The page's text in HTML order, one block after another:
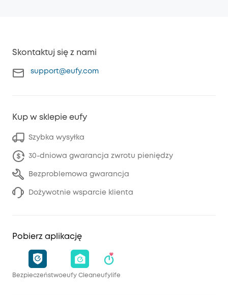
Skontaktuj się z nami
support@eufy.com
Kup w sklepie eufy
Szybka wysyłka
30-dniowa gwarancja zwrotu pieniędzy
Bezproblemowa gwarancja
Dożywotnie wsparcie klienta
Pobierz aplikację
Bezpieczeństwoeufy Cleaneufylife